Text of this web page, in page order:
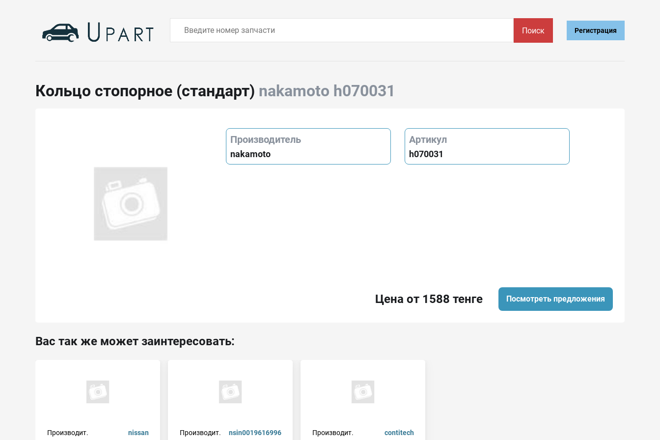
Поиск Регистрация
Кольцо стопорное (стандарт) nakamoto h070031
Производитель
nakamoto
Артикул
h070031
Цена от 1588 тенге Посмотреть предложения
Вас так же может заинтересовать:
Производит.
nissan
Производит.
nsin0019616996
Производит.
contitech